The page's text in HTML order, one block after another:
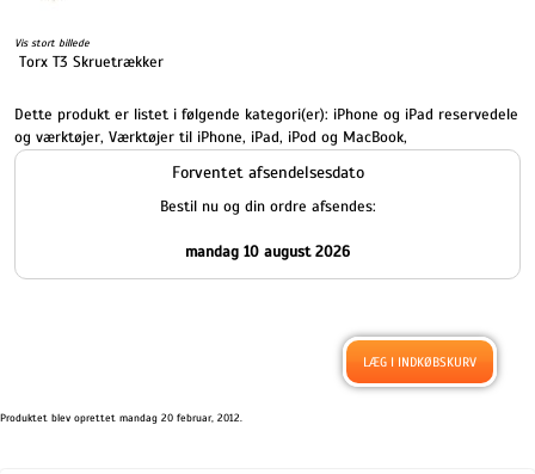
Vis stort billede
Torx T3 Skruetrækker
Dette produkt er listet i følgende kategori(er): iPhone og iPad reservedele
og værktøjer, Værktøjer til iPhone, iPad, iPod og MacBook,
Forventet afsendelsesdato
Bestil nu og din ordre afsendes:
mandag 10 august 2026
Produktet blev oprettet mandag 20 februar, 2012.